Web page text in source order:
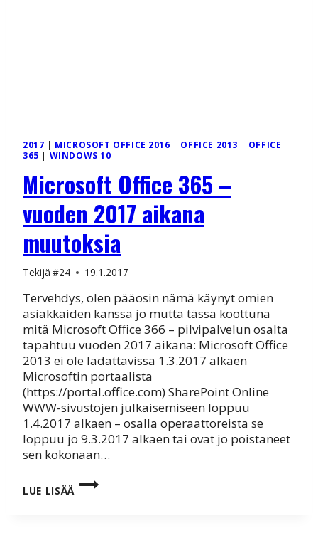
2017 | MICROSOFT OFFICE 2016 | OFFICE 2013 | OFFICE
365 | WINDOWS 10
Microsoft Office 365 –
vuoden 2017 aikana
muutoksia
Tekijä #24 19.1.2017
Tervehdys, olen pääosin nämä käynyt omien
asiakkaiden kanssa jo mutta tässä koottuna
mitä Microsoft Office 366 – pilvipalvelun osalta
tapahtuu vuoden 2017 aikana: Microsoft Office
2013 ei ole ladattavissa 1.3.2017 alkaen
Microsoftin portaalista
(https://portal.office.com) SharePoint Online
WWW-sivustojen julkaisemiseen loppuu
1.4.2017 alkaen – osalla operaattoreista se
loppuu jo 9.3.2017 alkaen tai ovat jo poistaneet
sen kokonaan…
LUE LISÄÄ
MICROSOFT
OFFICE